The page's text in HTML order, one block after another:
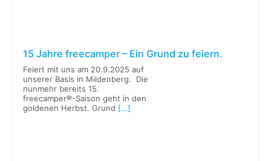
15 Jahre freecamper – Ein Grund zu feiern.
Feiert mit uns am 20.9.2025 auf
unserer Basis in Mildenberg. Die
nunmehr bereits 15.
freecamper®-Saison geht in den
goldenen Herbst. Grund […]